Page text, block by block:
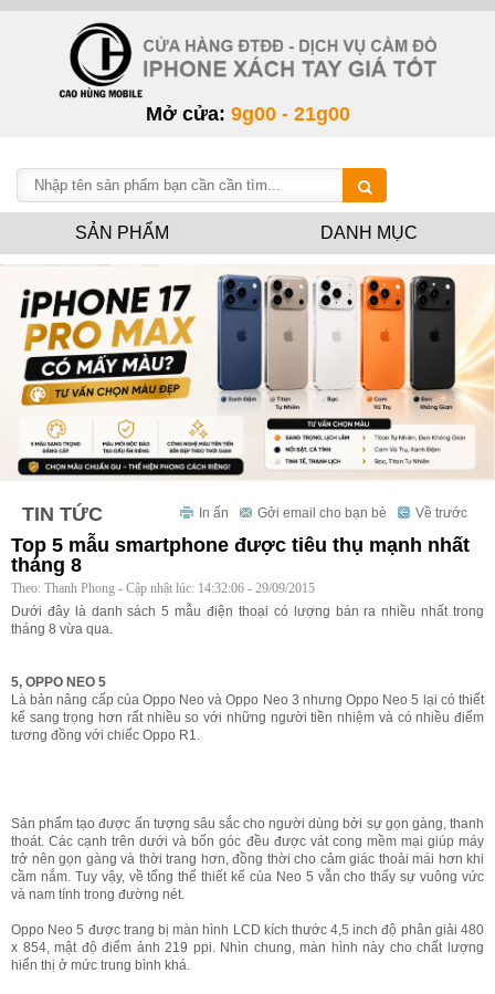
Mở cửa: 9g00 - 21g00
SẢN PHẨM DANH MỤC
TIN TỨC Về trước
Gởi email cho bạn bè
In ấn
Top 5 mẫu smartphone được tiêu thụ mạnh nhất
tháng 8
Theo: Thanh Phong - Cập nhật lúc: 14:32:06 - 29/09/2015
Dưới đây là danh sách 5 mẫu điện thoại có lượng bán ra nhiều nhất trong
tháng 8 vừa qua.
5, OPPO NEO 5
Là bản nâng cấp của Oppo Neo và Oppo Neo 3 nhưng Oppo Neo 5 lại có thiết
kế sang trọng hơn rất nhiều so với những người tiền nhiệm và có nhiều điểm
tương đồng với chiếc Oppo R1.
Sản phẩm tạo được ấn tượng sâu sắc cho người dùng bởi sự gọn gàng, thanh
thoát. Các cạnh trên dưới và bốn góc đều được vát cong mềm mại giúp máy
trở nên gọn gàng và thời trang hơn, đồng thời cho cảm giác thoải mái hơn khi
cầm nắm. Tuy vậy, về tổng thể thiết kế của Neo 5 vẫn cho thấy sự vuông vức
và nam tính trong đường nét.
Oppo Neo 5 được trang bị màn hình LCD kích thước 4,5 inch độ phân giải 480
x 854, mật độ điểm ảnh 219 ppi. Nhìn chung, màn hình này cho chất lượng
hiển thị ở mức trung bình khá.